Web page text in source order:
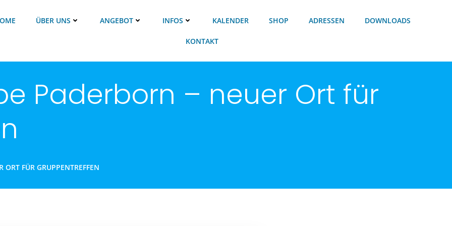
ÜBER UNS ANGEBOT INFOS KALENDER SHOP ADRESSEN DOWNLOADS
KONTAKT
Paderborn – neuer Ort für
ORT FÜR GRUPPENTREFFEN